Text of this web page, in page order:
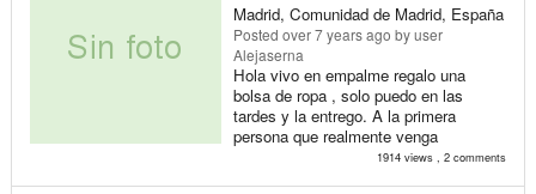
Madrid, Comunidad de Madrid, España
Posted over 7 years ago by user
Alejaserna
Hola vivo en empalme regalo una
bolsa de ropa , solo puedo en las
tardes y la entrego. A la primera
persona que realmente venga
1914 views , 2 comments